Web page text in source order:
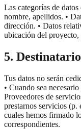
Las categorías de
nombre, apellidos. •
dirección. • Datos
ubicación del proyecto,
5.
Tus datos no serán
• Cuando sea
Proveedores de
prestarnos servicios
cuales hemos firmado
correspondientes.